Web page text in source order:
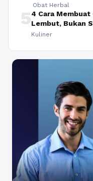
Obat Herbal
54 Cara Membuat
Lembut, Bukan
Kuliner